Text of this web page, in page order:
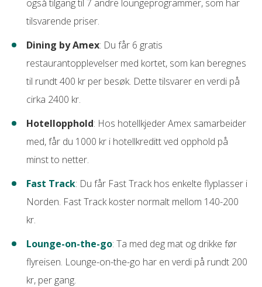
også tilgang til 7 andre loungeprogrammer, som har
tilsvarende priser.
Dining by Amex: Du får 6 gratis
restaurantopplevelser med kortet, som kan beregnes
til rundt 400 kr per besøk. Dette tilsvarer en verdi på
cirka 2400 kr.
Hotellopphold: Hos hotellkjeder Amex samarbeider
med, får du 1000 kr i hotellkreditt ved opphold på
minst to netter.
Fast Track: Du får Fast Track hos enkelte flyplasser i
Norden. Fast Track koster normalt mellom 140-200
kr.
Lounge-on-the-go: Ta med deg mat og drikke før
flyreisen. Lounge-on-the-go har en verdi på rundt 200
kr, per gang.